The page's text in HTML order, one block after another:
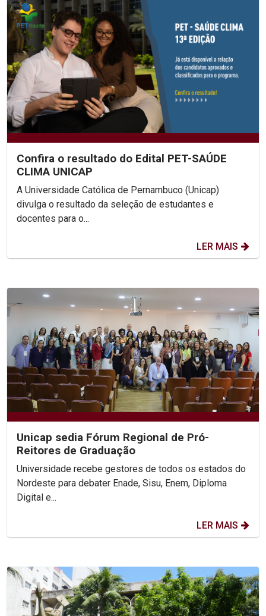
Confira o resultado do Edital PET-SAÚDE
CLIMA UNICAP
A Universidade Católica de Pernambuco (Unicap)
divulga o resultado da seleção de estudantes e
docentes para o...
LER MAIS
Unicap sedia Fórum Regional de Pró-
Reitores de Graduação
Universidade recebe gestores de todos os estados do
Nordeste para debater Enade, Sisu, Enem, Diploma
Digital e...
LER MAIS